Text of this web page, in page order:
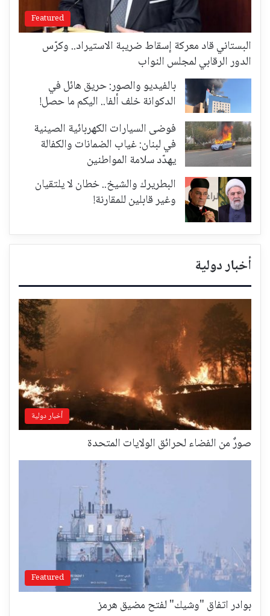
Featured
البستاني قاد معركة إسقاط ضريبة الاستيراد.. وكرّس
الدور الرقابي لمجلس النواب
بالفيديو والصور: حريق هائل في
الدكوانة خلف ألفا.. اليكم ما حصل!
فوضى السيارات الكهربائية الصينية
في لبنان: غياب الضمانات والكفالة
يهدّد سلامة المواطنين
البطريرك والشيخ.. خطان لا يلتقيان
وغير قابلين للمقارنة!
أخبار دولية
أخبار دولية
صورٌ من الفضاء لحرائق الولايات المتحدة
Featured
بوادر اتفاق "وشيك" لفتح مضيق هرمز